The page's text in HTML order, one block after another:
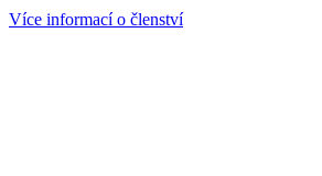
Více informací o členství